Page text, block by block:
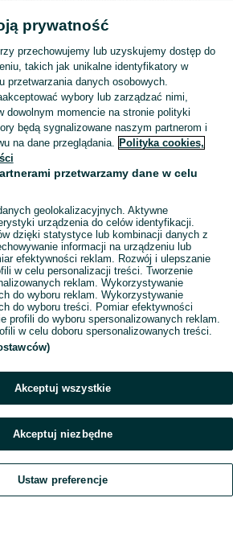
Skorzystaj z największego serwisu ogłoszeniowego - Grodziec i okolice! Kupuj to, czego pragniesz i sprzedawaj to, czego już nie potrzebujesz!
Dodaj Czat Konto
prywatność
przechowujemy lub uzyskujemy dostęp do
takich jak unikalne identyfikatory w
przetwarzania danych osobowych.
wybory lub zarządzać nimi,
dowolnym momencie na stronie polityki
będą sygnalizowane naszym partnerom i
na dane przeglądania. Polityka cookies,
przetwarzamy dane w celu
geolokalizacyjnych. Aktywne
urządzenia do celów identyfikacji.
dzięki statystyce lub kombinacji danych z
informacji na urządzeniu lub
efektywności reklam. Rozwój i ulepszanie
w celu personalizacji treści. Tworzenie
reklam. Wykorzystywanie
do wyboru reklam. Wykorzystywanie
do wyboru treści. Pomiar efektywności
profili do wyboru spersonalizowanych reklam.
w celu doboru spersonalizowanych treści.
Akceptuj wszystkie
Akceptuj niezbędne
Ustaw preferencje